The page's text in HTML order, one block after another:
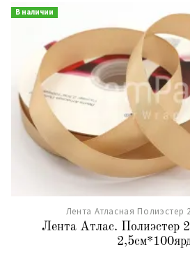
В наличии
Лента Атласная Полиэстер
Лента Атлас. Полиэстер